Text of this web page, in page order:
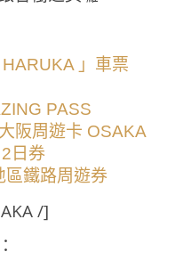
」車票
PASS
阪周遊卡 OSAKA
日券
區鐵路周遊券
/]